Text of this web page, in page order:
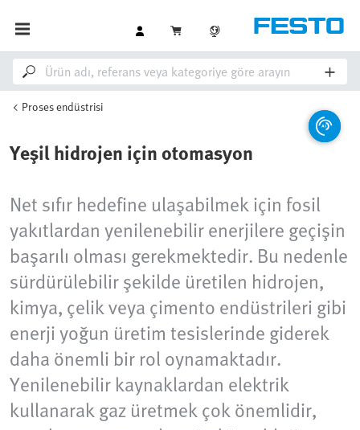
Proses endüstrisi
Yeşil hidrojen için otomasyon
Net sıfır hedefine ulaşabilmek için fosil
yakıtlardan yenilenebilir enerjilere geçişin
başarılı olması gerekmektedir. Bu nedenle
sürdürülebilir şekilde üretilen hidrojen,
kimya, çelik veya çimento endüstrileri gibi
enerji yoğun üretim tesislerinde giderek
daha önemli bir rol oynamaktadır.
Yenilenebilir kaynaklardan elektrik
kullanarak gaz üretmek çok önemlidir,